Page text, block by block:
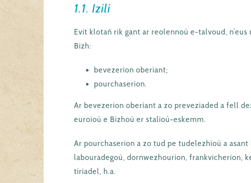
1.1. Izili
Evit klotañ rik gant ar reolennoù e-talvoud,
Bizh:
bevezerion oberiant;
pourchaserion.
Ar bevezerion oberiant a zo preveziaded a fell
euroioù e Bizhoù er stalioù-eskemm.
Ar pourchaserion a zo tud pe tudelezhioù a
labouradegoù, dornwezhourion, frankvicherion,
tiriadel, h.a.